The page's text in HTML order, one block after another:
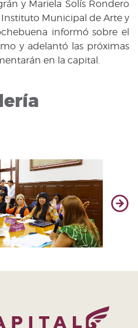
y Mariela Solís Rondero
Municipal de Arte y
informó sobre el
y adelantó las próximas
en la capital.